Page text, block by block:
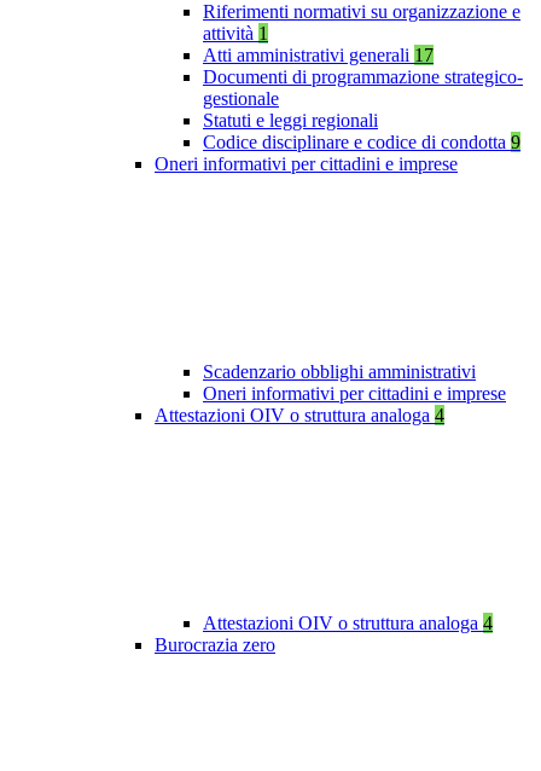
Riferimenti normativi su organizzazione e
attività 1
Atti amministrativi generali 17
Documenti di programmazione strategico-
gestionale
Statuti e leggi regionali
Codice disciplinare e codice di condotta 9
Oneri informativi per cittadini e imprese
Scadenzario obblighi amministrativi
Oneri informativi per cittadini e imprese
Attestazioni OIV o struttura analoga 4
Attestazioni OIV o struttura analoga 4
Burocrazia zero